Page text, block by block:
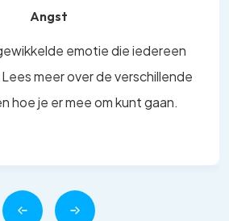
Angst
emotie die iedereen
meer over de verschillende
hoe je er mee om kunt gaan.